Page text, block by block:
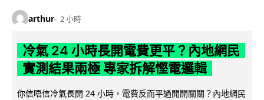
arthur 2 小時
冷氣 24 小時長開電費更平？內地網民
實測結果兩極 專家拆解慳電邏輯
你信唔信冷氣長開 24 小時，電費反而平過開開關關？內地網民